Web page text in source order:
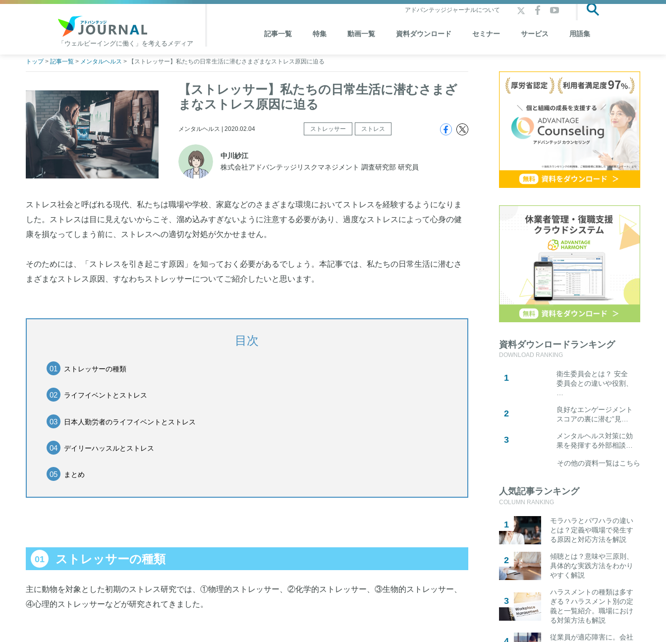
「ウェルビーイングに働く」を考えるメディア
アドバンテッジジャーナルについて
記事一覧 特集 動画一覧 資料ダウンロード セミナー サービス 用語集
トップ> 記事一覧 > メンタルヘルス > 【ストレッサー】私たちの日常生活に潜むさまざまなストレス原因に迫る
【ストレッサー】私たちの日常生活に潜むさまざ
まなストレス原因に迫る
メンタルヘルス | 2020.02.04 ストレッサー ストレス
中川紗江
株式会社アドバンテッジリスクマネジメント 調査研究部 研究員
ストレス社会と呼ばれる現代、私たちは職場や学校、家庭などのさまざまな環境においてストレスを経験するようになりま
した。ストレスは目に見えないからこそ、溜め込みすぎないように注意する必要があり、過度なストレスによって心身の健
康を損なってしまう前に、ストレスへの適切な対処が欠かせません。
そのためには、「ストレスを引き起こす原因」を知っておく必要があるでしょう。本記事では、私たちの日常生活に潜むさ
まざまなストレス原因、すなわちストレッサーについてご紹介したいと思います。
目次
ストレッサーの種類
ライフイベントとストレス
日本人勤労者のライフイベントとストレス
デイリーハッスルとストレス
まとめ
ストレッサーの種類
主に動物を対象とした初期のストレス研究では、①物理的ストレッサー、②化学的ストレッサー、③生物的ストレッサー、
④心理的ストレッサーなどが研究されてきました。
資料ダウンロードランキング
DOWNLOAD RANKING
衛生委員会とは？ 安全
委員会との違いや役割、
良好なエンゲージメント
スコアの裏に潜む”見…
メンタルヘルス対策に効
果を発揮する外部相談…
その他の資料一覧はこちら
人気記事ランキング
COLUMN RANKING
モラハラとパワハラの違い
とは？定義や職場で発生す
る原因と対応方法を解説
傾聴とは？意味や三原則、
具体的な実践方法をわかり
やすく解説
ハラスメントの種類は多す
ぎる？ハラスメント別の定
義と一覧紹介。職場におけ
る対策方法も解説
従業員が適応障害に。会社